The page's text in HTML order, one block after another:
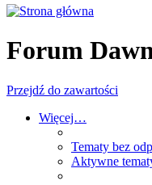
Forum
Przejdź do zawartości
Więcej…
Tematy bez
Aktywne